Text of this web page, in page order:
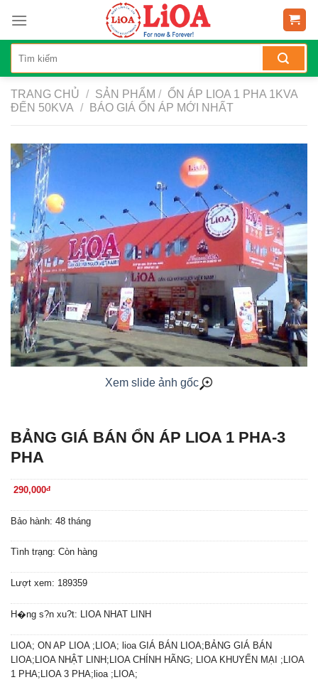
content
TRANG CHỦ / SẢN PHẨM / ỔN ÁP LIOA 1 PHA 1KVA
ĐẾN 50KVA / BÁO GIÁ ỔN ÁP MỚI NHẤT
Xem slide ảnh gốc
BẢNG GIÁ BÁN ỔN ÁP LIOA 1 PHA-3
PHA
290,000đ
Bảo hành: 48 tháng
Tình trạng: Còn hàng
Lượt xem: 189359
H�ng s?n xu?t: LIOA NHAT LINH
LIOA; ON AP LIOA ;LIOA; lioa GIÁ BÁN LIOA;BẢNG GIÁ BÁN
LIOA;LIOA NHẬT LINH;LIOA CHÍNH HÃNG; LIOA KHUYẾN MẠI ;LIOA
1 PHA;LIOA 3 PHA;lioa ;LIOA;